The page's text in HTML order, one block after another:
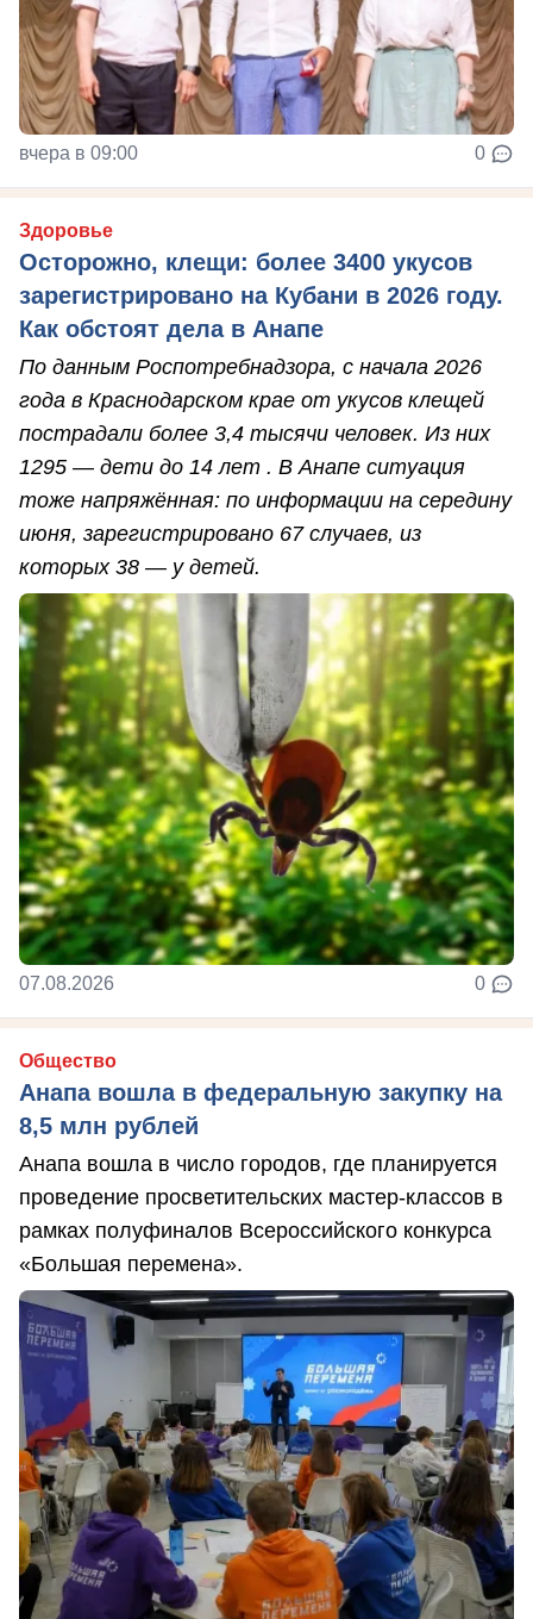
вчера в 09:00 0
Здоровье
Осторожно, клещи: более 3400 укусов
зарегистрировано на Кубани в 2026 году.
Как обстоят дела в Анапе
По данным Роспотребнадзора, с начала 2026
года в Краснодарском крае от укусов клещей
пострадали более 3,4 тысячи человек. Из них
1295 — дети до 14 лет . В Анапе ситуация
тоже напряжённая: по информации на середину
июня, зарегистрировано 67 случаев, из
которых 38 — у детей.
07.08.2026 0
Общество
Анапа вошла в федеральную закупку на
8,5 млн рублей
Анапа вошла в число городов, где планируется
проведение просветительских мастер-классов в
рамках полуфиналов Всероссийского конкурса
«Большая перемена».